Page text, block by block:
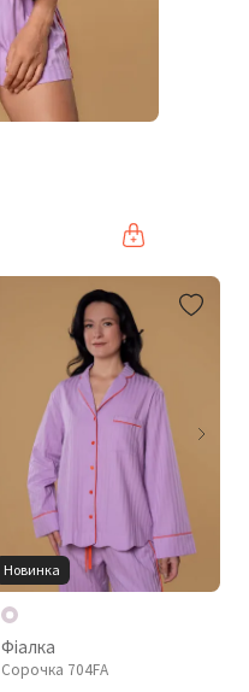
Новинка
Фіалка
Сорочка 704FA